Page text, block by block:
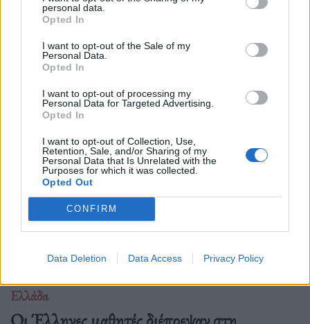
personal data.
Opted In
I want to opt-out of the Sale of my
Personal Data.
Opted In
I want to opt-out of processing my
Personal Data for Targeted Advertising.
Opted In
I want to opt-out of Collection, Use,
Retention, Sale, and/or Sharing of my
Personal Data that Is Unrelated with the
Purposes for which it was collected.
Opted Out
CONFIRM
Data Deletion Data Access Privacy Policy
01.10.25
υπάλληλοι, ταξιτζήδες και ναυτεργάτες συμμετέχουν στη
σημερινή πανελλαδική κινητοποίηση, που μπλοκάρει
μεταφορές και υπηρεσίες. Στο επίκεντρο των
Ελλάδα